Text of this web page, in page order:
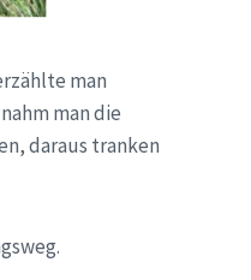
man
man die
daraus tranken